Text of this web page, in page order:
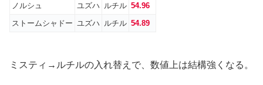
ノルシュ
ユズハ ルチル 54.96
ストームシャドー ユズハ ルチル 54.89
ミスティ→ルチルの入れ替えで、数値上は結構強くなる。